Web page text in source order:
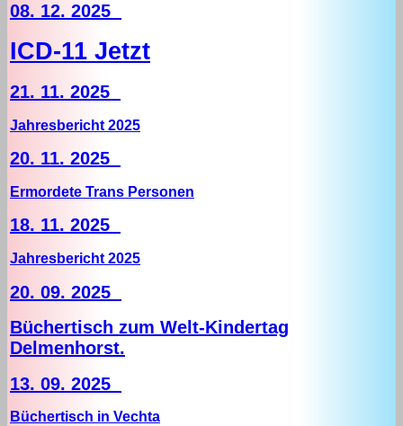
08. 12. 2025
ICD-11 Jetzt
21. 11. 2025
Jahresbericht 2025
20. 11. 2025
Ermordete Trans Personen
18. 11. 2025
Jahresbericht 2025
20. 09. 2025
Büchertisch zum Welt-Kindertag
Delmenhorst.
13. 09. 2025
Büchertisch in Vechta